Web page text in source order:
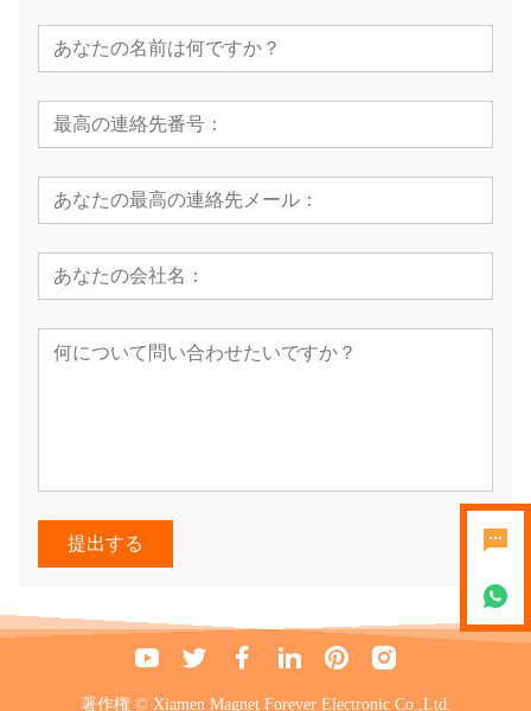
提出する
著作権 © Xiamen Magnet Forever Electronic Co.,Ltd.